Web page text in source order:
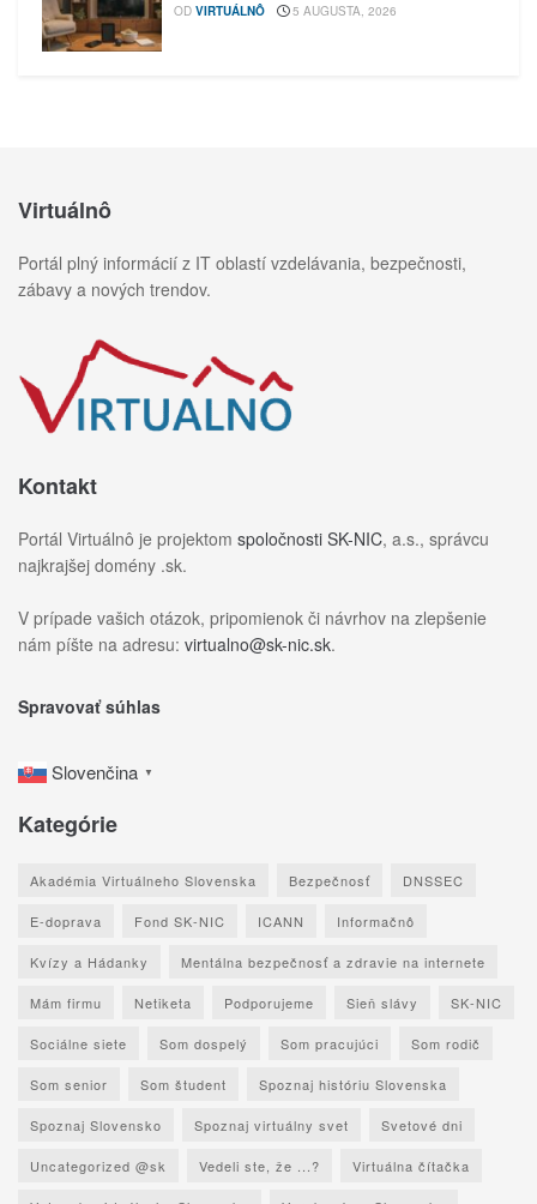
OD VIRTUÁLNÔ 5 AUGUSTA, 2026
Virtuálnô
Portál plný informácií z IT oblastí vzdelávania, bezpečnosti,
zábavy a nových trendov.
Kontakt
Portál Virtuálnô je projektom spoločnosti SK-NIC, a.s., správcu
najkrajšej domény .sk.
V prípade vašich otázok, pripomienok či návrhov na zlepšenie
nám píšte na adresu: virtualno@sk-nic.sk.
Spravovať súhlas
Slovenčina ▼
Kategórie
Akadémia Virtuálneho Slovenska Bezpečnosť DNSSEC
E-doprava Fond SK-NIC ICANN Informačnô
Kvízy a Hádanky Mentálna bezpečnosť a zdravie na internete
Mám firmu Netiketa Podporujeme Sieň slávy SK-NIC
Sociálne siete Som dospelý Som pracujúci Som rodič
Som senior Som študent Spoznaj históriu Slovenska
Spoznaj Slovensko Spoznaj virtuálny svet Svetové dni
Uncategorized @sk Vedeli ste, že ...? Virtuálna čítačka